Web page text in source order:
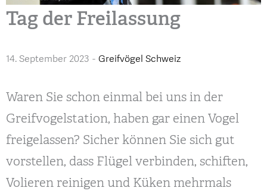
Tag der Freilassung
14. September 2023 - Greifvögel Schweiz
Waren Sie schon einmal bei uns in der
Greifvogelstation, haben gar einen Vogel
freigelassen? Sicher können Sie sich gut
vorstellen, dass Flügel verbinden, schiften,
Volieren reinigen und Küken mehrmals